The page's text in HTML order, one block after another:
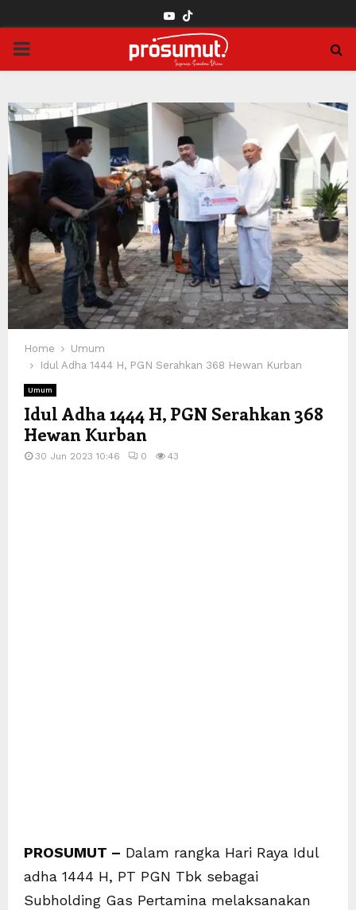
YOUTUBE
PRIMARY
Home
Umum
Idul Adha 1444 H, PGN Serahkan 368 Hewan Kurban
Umum
Idul Adha 1444 H, PGN Serahkan 368
Hewan Kurban
30 Jun 2023 10:46 0 43
PROSUMUT – Dalam rangka Hari Raya Idul
adha 1444 H, PT PGN Tbk sebagai
Subholding Gas Pertamina melaksanakan